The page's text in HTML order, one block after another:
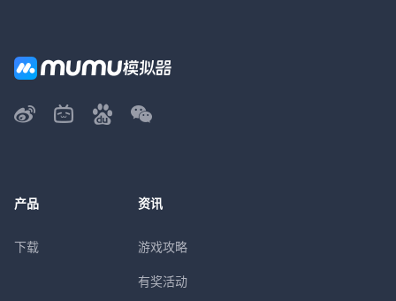
产品
下载
资讯
游戏攻略
有奖活动